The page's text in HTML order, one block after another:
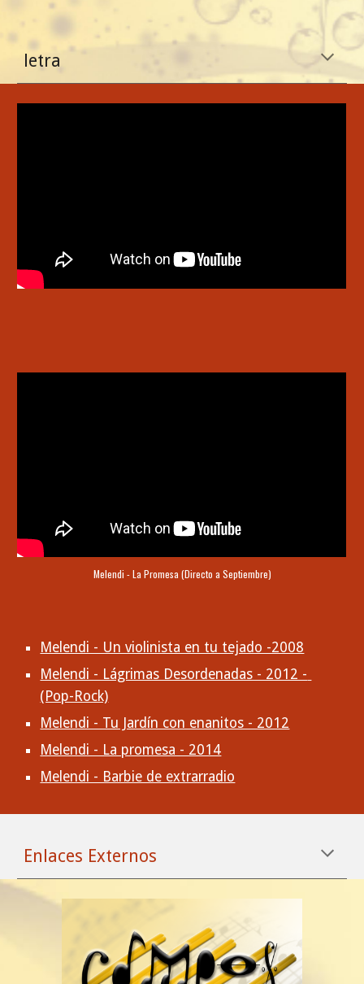
letra
Melendi - La Promesa (Directo a Septiembre)
Melendi - Un violinista en tu tejado -2008
Melendi - Lágrimas Desordenadas - 2012 -
(Pop-Rock)
Melendi - Tu Jardín con enanitos - 2012
Melendi - La promesa - 2014
Melendi - Barbie de extrarradio
Enlaces Externos